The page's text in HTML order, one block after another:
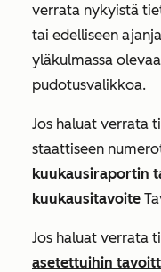
verrata nykyistä
tai edelliseen
yläkulmassa olevaa
pudotusvalikkoa.
Jos haluat verrata
staattiseen
kuukausiraportin
kuukausitavoite
Jos haluat verrata
asetettuihin